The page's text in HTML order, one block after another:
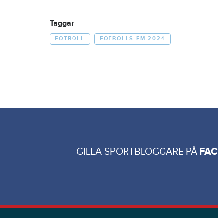
Taggar
FOTBOLL FOTBOLLS-EM 2024
GILLA SPORTBLOGGARE PÅ